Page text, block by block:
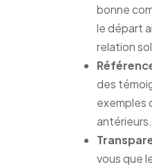
bonne
le départ
relation
des
exemples
antérieurs.
vous que